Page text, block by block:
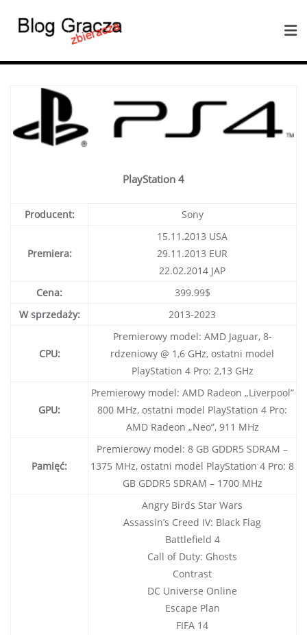
PlayStation 4
Producent: Sony
Premiera:
15.11.2013 USA
29.11.2013 EUR
22.02.2014 JAP
Cena:
399.99$
W sprzedaży:
2013-2023
CPU:
Premierowy model: AMD Jaguar, 8-
rdzeniowy @ 1,6 GHz, ostatni model
PlayStation 4 Pro: 2,13 GHz
GPU:
Premierowy model: AMD Radeon „Liverpool”
800 MHz, ostatni model PlayStation 4 Pro:
AMD Radeon „Neo”, 911 MHz
Pamięć:
Premierowy model: 8 GB GDDR5 SDRAM –
1375 MHz, ostatni model PlayStation 4 Pro: 8
GB GDDR5 SDRAM – 1700 MHz
Angry Birds Star Wars
Assassin’s Creed IV: Black Flag
Battlefield 4
Call of Duty: Ghosts
Contrast
DC Universe Online
Escape Plan
FIFA 14